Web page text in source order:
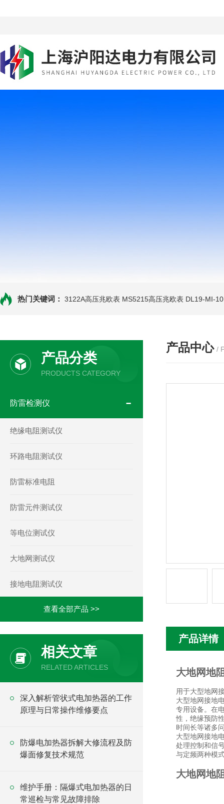
热门关键词： 3122A高压兆欧表 MS5215高压兆欧表 DL19-MI-
产品分类
PRODUCTS CATEGORY
防雷检测仪
绝缘电阻测试仪
环路电阻测试仪
防雷标准电阻
防雷元件测试仪
等电位测试仪
大地网测试仪
接地电阻测试仪
查看全部产品 >>
相关文章
RELATED ARTICLES
深入解析管状式电加热器的工作
原理与日常操作维修要点
防爆电加热器拆解大修流程及防
爆面修复技术规范
维护手册：隔爆式电加热器的日
常巡检与常见故障排除
产品中心 /
产品详情
大地网地
用于大型地网
大型地网接地
专用设备。在
性，绝缘预防
时间长等诸
大型地网接地
处理控制和信
与定频两种模
大地网地